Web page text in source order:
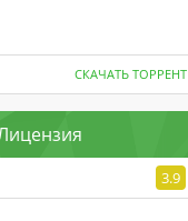
СКАЧАТЬ ТОРРЕНТ
3.9